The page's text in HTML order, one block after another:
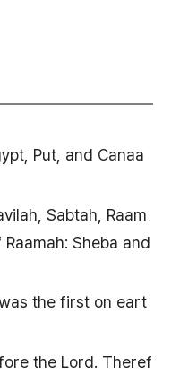
Put, and Canaa
Sabtah, Raam
Sheba and
the first on eart
the Lord. Theref